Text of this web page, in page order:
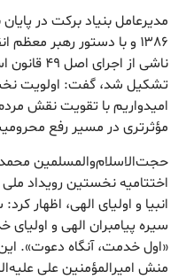
مدیرعامل بنیاد برکت در
۱۳۸۶ و با دستور رهبر
ناشی از
تشکیل شد، گفت: اولویت
امیدواریم با تقویت نقش
مؤثرتری در مسیر رفع
حجت‌الاسلام‌والمسلمین
اختتامیه نخستین رویداد
انبیا و اولیای الهی، اظهار
سیره پیامبران الهی و
«اول خدمت، آنگاه دعوت».
منش امیرالمؤمنین علی